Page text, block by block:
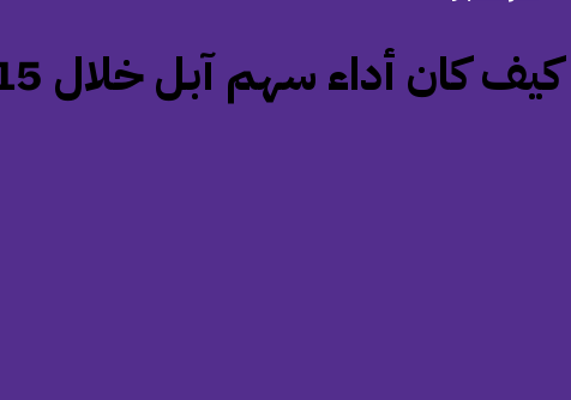
‏كيف كان أداء سهم آبل خلال 15 عامًا من قيادة كوك؟